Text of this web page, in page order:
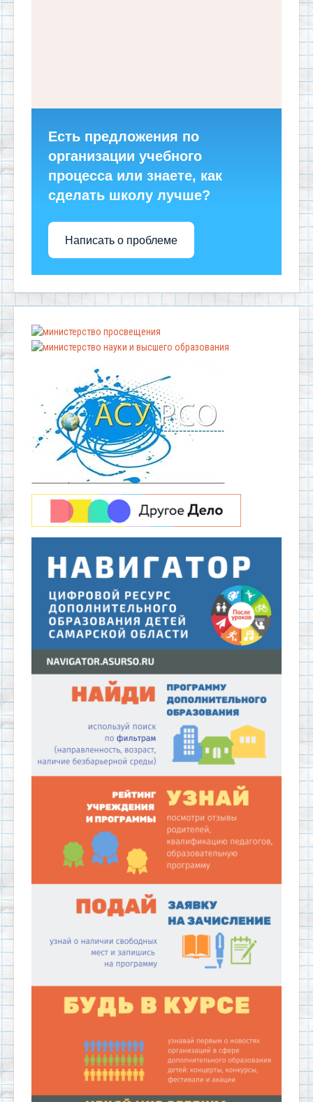
Есть предложения по
организации учебного
процесса или знаете, как
сделать школу лучше?
Написать о проблеме